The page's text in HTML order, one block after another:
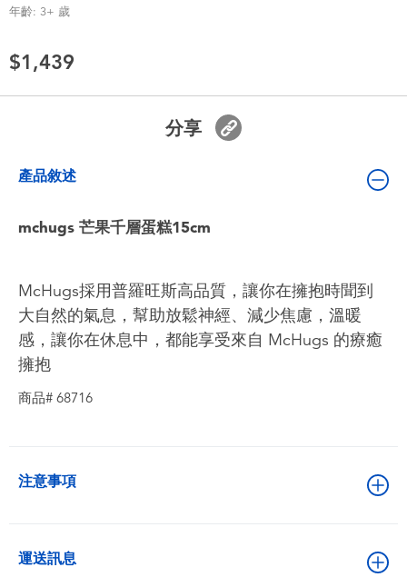
角色扮演及造型系列
毛毛公仔玩具
嬰兒及學前玩具
電池
盲盒
Play-Doh培樂多
年齡: 3+ 歲
$1,439
分享
產品敘述
mchugs 芒果千層蛋糕15cm
McHugs採用普羅旺斯高品質，讓你在擁抱時聞到
大自然的氣息，幫助放鬆神經、減少焦慮，溫暖
感，讓你在休息中，都能享受來自 McHugs 的療癒
擁抱
商品# 68716
注意事項
運送訊息